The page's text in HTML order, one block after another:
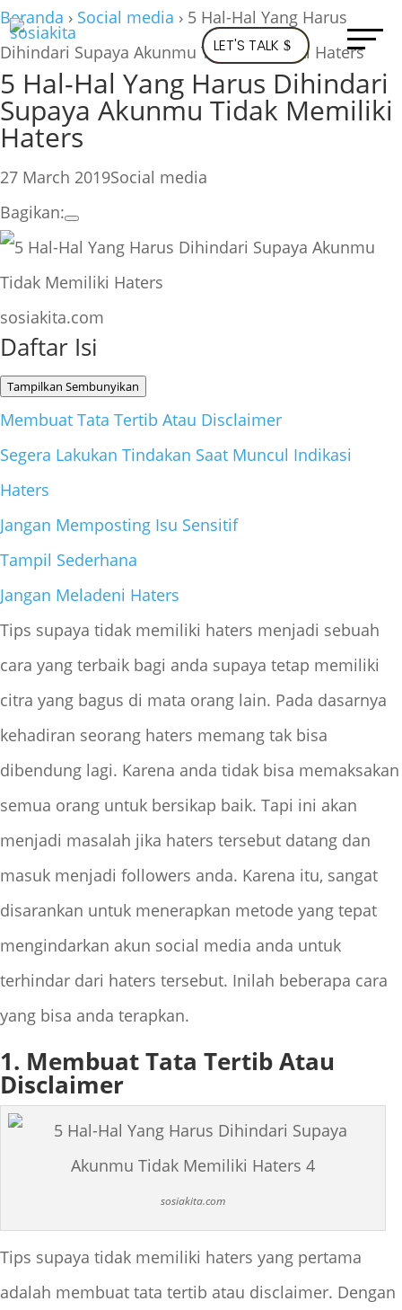
LET'S TALK
Beranda › Social media › 5 Hal-Hal Yang Harus
Dihindari Supaya Akunmu Tidak Memiliki Haters
5 Hal-Hal Yang Harus Dihindari
Supaya Akunmu Tidak Memiliki
Haters
27 March 2019Social media
Bagikan:
sosiakita.com
Daftar Isi
Tampilkan Sembunyikan
Membuat Tata Tertib Atau Disclaimer
Segera Lakukan Tindakan Saat Muncul Indikasi
Haters
Jangan Memposting Isu Sensitif
Tampil Sederhana
Jangan Meladeni Haters
Tips supaya tidak memiliki haters menjadi sebuah
cara yang terbaik bagi anda supaya tetap memiliki
citra yang bagus di mata orang lain. Pada dasarnya
kehadiran seorang haters memang tak bisa
dibendung lagi. Karena anda tidak bisa memaksakan
semua orang untuk bersikap baik. Tapi ini akan
menjadi masalah jika haters tersebut datang dan
masuk menjadi followers anda. Karena itu, sangat
disarankan untuk menerapkan metode yang tepat
mengindarkan akun social media anda untuk
terhindar dari haters tersebut. Inilah beberapa cara
yang bisa anda terapkan.
1. Membuat Tata Tertib Atau
Disclaimer
sosiakita.com
Tips supaya tidak memiliki haters yang pertama
adalah membuat tata tertib atau disclaimer. Dengan